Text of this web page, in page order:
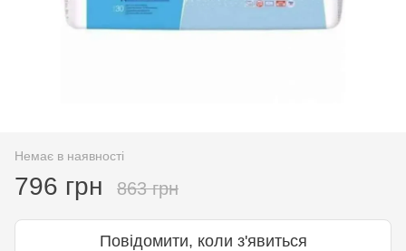
Немає в наявності
796 грн 863 грн
Повідомити, коли з'явиться